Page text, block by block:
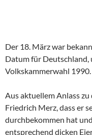
Der 18. März war
Datum für Deutschland,
Volkskammerwahl 1990.
Aus aktuellem Anlass
Friedrich Merz, dass er
durchbekommen hat
entsprechend dicken